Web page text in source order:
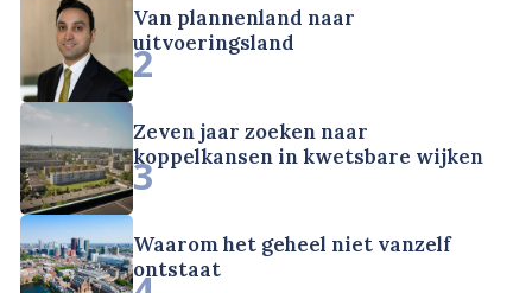
Van plannenland naar
uitvoeringsland
2
Zeven jaar zoeken naar
koppelkansen in kwetsbare wijken
3
Waarom het geheel niet vanzelf
ontstaat